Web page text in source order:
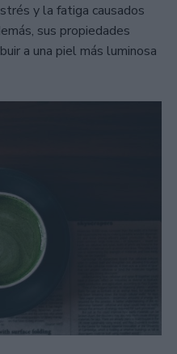
y la fatiga causados
sus propiedades
a una piel más luminosa